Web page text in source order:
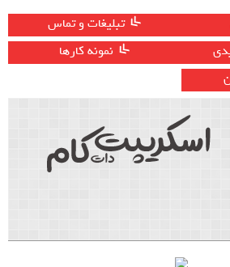
تبلیغات و تماس
نمونه کارها